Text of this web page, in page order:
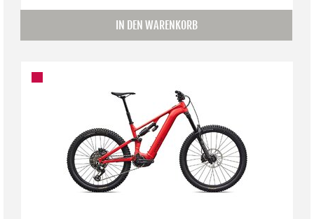
IN DEN WARENKORB